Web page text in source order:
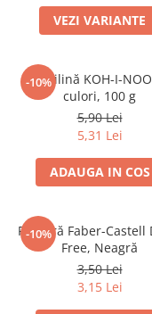
Acuarele
Culori acrilice
Culori în ulei
Tempera și Guașe
Tăiere și lipire
Foarfeci
Lipici
VEZI VARIANTE
-10%
Plastilină KOH-I-
culori, 100 g
5,90 Lei
5,31 Lei
ADAUGA IN COS
-10%
Radieră Faber-Castell
Free, Neagră
3,50 Lei
3,15 Lei